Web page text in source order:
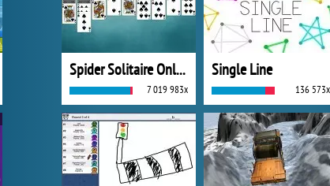
Spider Solitaire Online
7 019 983x
Single Line
136 573x